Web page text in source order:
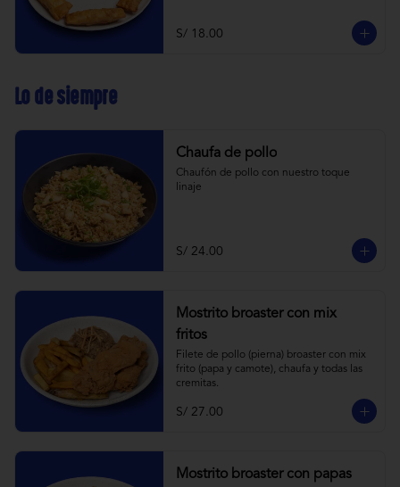
S/ 18.00
Lo de siempre
Chaufa de pollo
Chaufón de pollo con nuestro toque
linaje
S/ 24.00
Mostrito broaster con mix
fritos
Filete de pollo (pierna) broaster con mix
frito (papa y camote), chaufa y todas las
cremitas.
S/ 27.00
Mostrito broaster con papas